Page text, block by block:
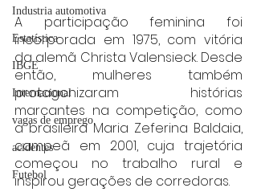
Industria automotiva
Estatística
IBGE
Internacional
vagas de emprego
acidentes
Futebol
A participação feminina foi
incorporada em 1975, com vitória
da alemã Christa Valensieck. Desde
então, mulheres também
protagonizaram histórias
marcantes na competição, como
a brasileira Maria Zeferina Baldaia,
campeã em 2001, cuja trajetória
começou no trabalho rural e
inspirou gerações de corredoras.